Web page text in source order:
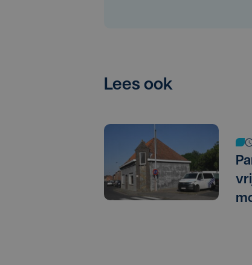
Lees ook